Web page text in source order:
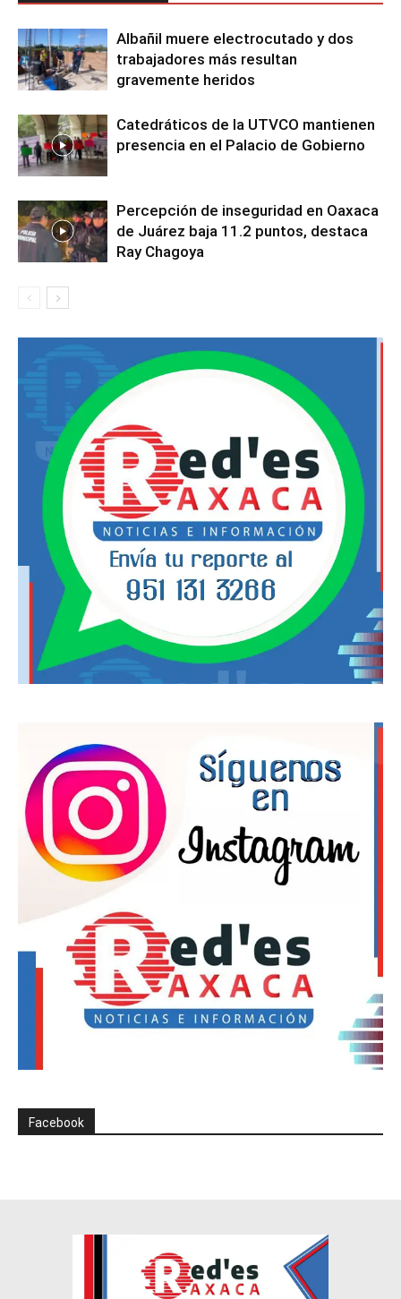
Albañil muere electrocutado y dos
trabajadores más resultan
gravemente heridos
Catedráticos de la UTVCO mantienen
presencia en el Palacio de Gobierno
Percepción de inseguridad en Oaxaca
de Juárez baja 11.2 puntos, destaca
Ray Chagoya
Facebook